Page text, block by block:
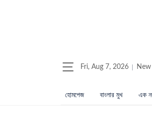
Fri, Aug 7, 2026
হোমপেজ বাংলার মুখ এক